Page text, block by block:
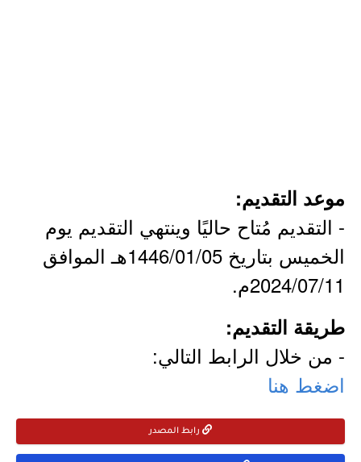
موعد التقديم:
- التقديم مُتاح حاليًا وينتهي التقديم يوم
الخميس بتاريخ 1446/01/05هـ الموافق
2024/07/11م.
طريقة التقديم:
- من خلال الرابط التالي:
اضغط هنا
رابط المصدر